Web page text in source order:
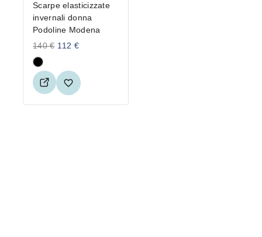
Scarpe elasticizzate
invernali donna
Podoline Modena
140€ 112€